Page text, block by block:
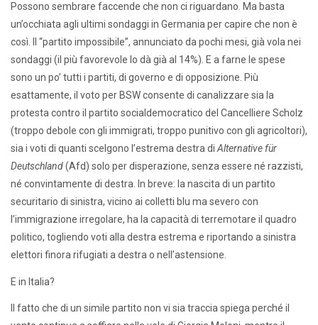
Possono sembrare faccende che non ci riguardano. Ma basta
un’occhiata agli ultimi sondaggi in Germania per capire che non è
così. Il “partito impossibile”, annunciato da pochi mesi, già vola nei
sondaggi (il più favorevole lo dà già al 14%). E a farne le spese
sono un po’ tutti i partiti, di governo e di opposizione. Più
esattamente, il voto per BSW consente di canalizzare sia la
protesta contro il partito socialdemocratico del Cancelliere Scholz
(troppo debole con gli immigrati, troppo punitivo con gli agricoltori),
sia i voti di quanti scelgono l’estrema destra diAlternative für
Deutschland(Afd) solo per disperazione, senza essere né razzisti,
né convintamente di destra. In breve: la nascita di un partito
securitario di sinistra, vicino ai colletti blu ma severo con
l’immigrazione irregolare, ha la capacità di terremotare il quadro
politico, togliendo voti alla destra estrema e riportando a sinistra
elettori finora rifugiati a destra o nell’astensione.
E in Italia?
Il fatto che di un simile partito non vi sia traccia spiega perché il